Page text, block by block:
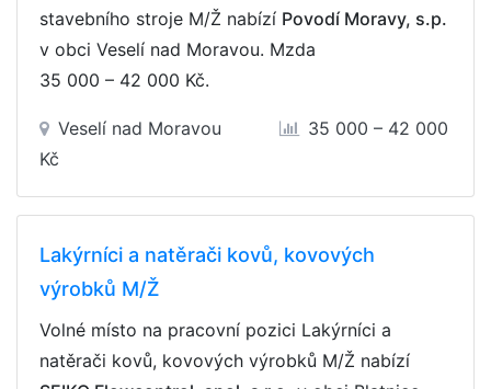
stavebního stroje M/Ž nabízí Povodí Moravy, s.p.
v obci Veselí nad Moravou. Mzda
35 000 – 42 000 Kč.
Veselí nad Moravou
35 000 – 42 000
Kč
Lakýrníci a natěrači kovů, kovových
výrobků M/Ž
Volné místo na pracovní pozici Lakýrníci a
natěrači kovů, kovových výrobků M/Ž nabízí